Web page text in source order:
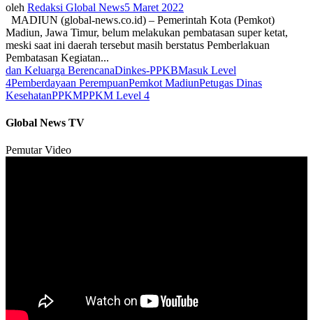
oleh Redaksi Global News5 Maret 2022
MADIUN (global-news.co.id) – Pemerintah Kota (Pemkot)
Madiun, Jawa Timur, belum melakukan pembatasan super ketat,
meski saat ini daerah tersebut masih berstatus Pemberlakuan
Pembatasan Kegiatan...
dan Keluarga BerencanaDinkes-PPKBMasuk Level
4Pemberdayaan PerempuanPemkot MadiunPetugas Dinas
KesehatanPPKMPPKM Level 4
Global News TV
Pemutar Video